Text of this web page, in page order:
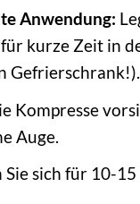
Anwendung:
kurze Zeit in
Gefrierschrank!).
Kompresse
Auge.
Sie sich für 10-